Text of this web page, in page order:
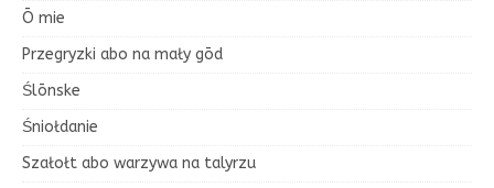
Ō mie
Przegryzki abo na mały gōd
Ślōnske
Śniołdanie
Szałołt abo warzywa na talyrzu